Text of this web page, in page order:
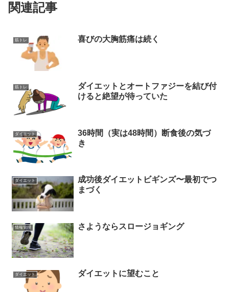
関連記事
筋トレ 喜びの大胸筋痛は続く
筋トレ
ダイエットとオートファジーを結び付
けると絶望が待っていた
ダイエット
36時間（実は48時間）断食後の気づ
き
ダイエット
成功後ダイエットビギンズ〜最初でつ
まづく
情報管理 さようならスロージョギング
ダイエット ダイエットに望むこと